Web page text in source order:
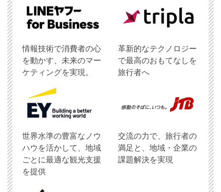
情報技術で消費者の心
を動かす、未来のマー
ケティングを実現。
革新的なテクノロジー
で最高のおもてなしを
旅行者へ
世界水準の豊富なノウ
ハウを活かして、地域
ごとに最適な観光支援
を提供
交流の力で、旅行者の
満足と、地域・企業の
課題解決を実現